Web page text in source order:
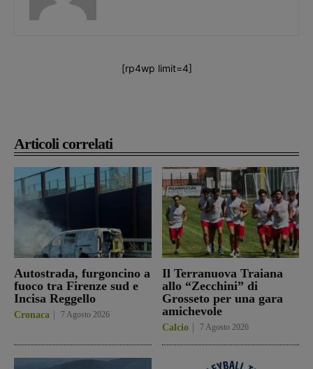
Articoli correlati
Autostrada, furgoncino a
fuoco tra Firenze sud e
Incisa Reggello
Cronaca 7 Agosto 2026
Il Terranuova Traiana
allo “Zecchini” di
Grosseto per una gara
amichevole
Calcio 7 Agosto 2026
[rp4wp limit=4]